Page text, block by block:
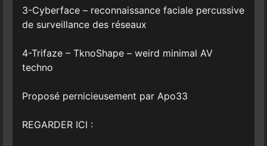
3-Cyberface – reconnaissance faciale percussive
de surveillance des réseaux
4-Trifaze – TknoShape – weird minimal AV
techno
Proposé pernicieusement par Apo33
REGARDER ICI :